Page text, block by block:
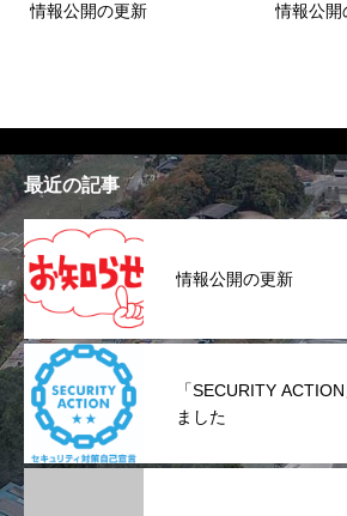
情報公開の更新 情報公開
最近の記事
情報公開の更新
「SECURITY
ました